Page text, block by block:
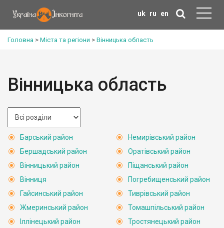
uk ru en
Головна > Міста та регіони > Вінницька область
Вінницька область
Барський район
Бершадський район
Вінницький район
Вінниця
Гайсинський район
Жмеринський район
Іллінецький район
Немирівський район
Оратівський район
Піщанський район
Погребищенський район
Тиврівський район
Томашпільський район
Тростянецький район